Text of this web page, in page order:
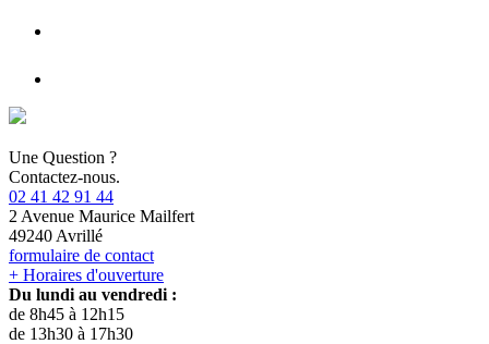
Une Question ?
Contactez-nous.
02 41 42 91 44
2 Avenue Maurice Mailfert
49240 Avrillé
formulaire de contact
+ Horaires d'ouverture
Du lundi au vendredi :
de 8h45 à 12h15
de 13h30 à 17h30